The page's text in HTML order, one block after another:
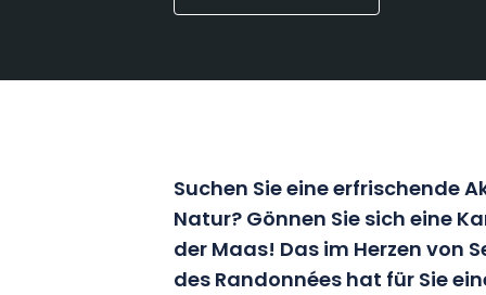
Suchen Sie eine erfrischende
Natur? Gönnen Sie sich eine
der Maas! Das im Herzen von
des Randonnées hat für Sie